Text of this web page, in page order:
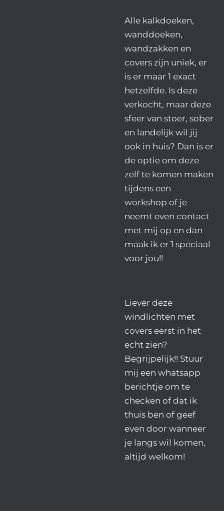
Alle kalkdoeken,
wanddoeken,
wandzakken en
covers zijn uniek, er
is er maar 1 exact
hetzelfde. Is deze
verkocht, maar deze
sfeer van stoer, sober
en landelijk wil jij
ook in huis? Dan is er
de optie om deze
zelf te komen maken
tijdens een
workshop of je
neemt even contact
met mij op en dan
maak ik er 1 speciaal
voor jou!!
Liever deze
windlichten met
covers eerst in het
echt zien?
Begrijpelijk!! Stuur
mij een whatsapp
berichtje om te
checken of dat ik
thuis ben of geef
even door wanneer
je langs wil komen,
altijd welkom!